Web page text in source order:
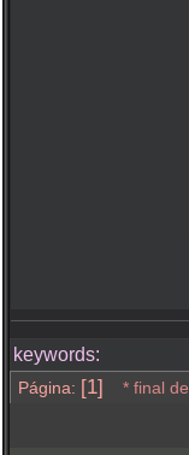
keywords:
Página: [1] * final